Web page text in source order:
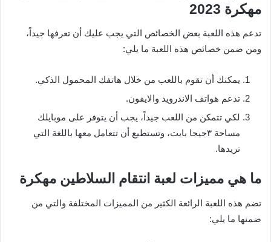
مهكرة 2023
تدعم هذه اللعبة بعض الخصائص التي يجب عليك أن تعرفها جيداً،
ومن ضمن خصائص هذه اللعبة ما يلي:
يمكنك أن تقوم باللعب من خلال هاتفك المحمول الذكي.
تدعم هواتف الاندرويد والايفون.
لكي تتمكن من اللعب جيداً، يجب أن يتوفر على موبايلك
مساحة ٣جيجا بايت، وتستطيع أن تتعامل معها باللغة التي
تريدها.
ما هي مميزات لعبة انتقام السلاطين مهكرة
تضم هذه اللعبة الرائعة الكثير من المميزات المختلفة والتي من
ضمنها ما يلي: